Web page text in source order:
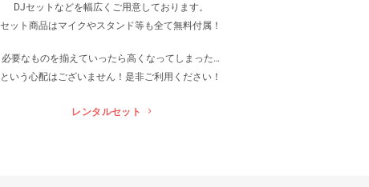
DJセットなどを幅広くご用意しております。
セット商品はマイクやスタンド等も全て無料付属！
必要なものを揃えていったら高くなってしまった…
という心配はございません！是非ご利用ください！
レンタルセット